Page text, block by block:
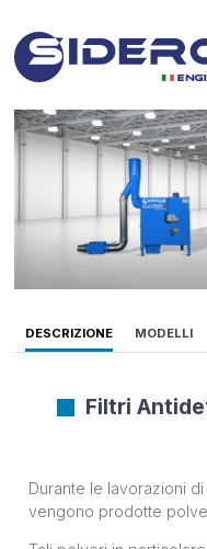
DESCRIZIONE MODELLI
Filtri
Durante le lavorazioni
vengono prodotte